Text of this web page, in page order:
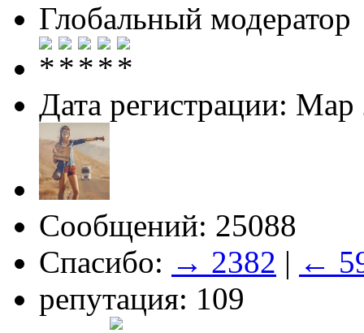
Глобальный модератор
Дата регистрации: Мар
Сообщений: 25088
Спасибо: → 2382 | ←
репутация: 109